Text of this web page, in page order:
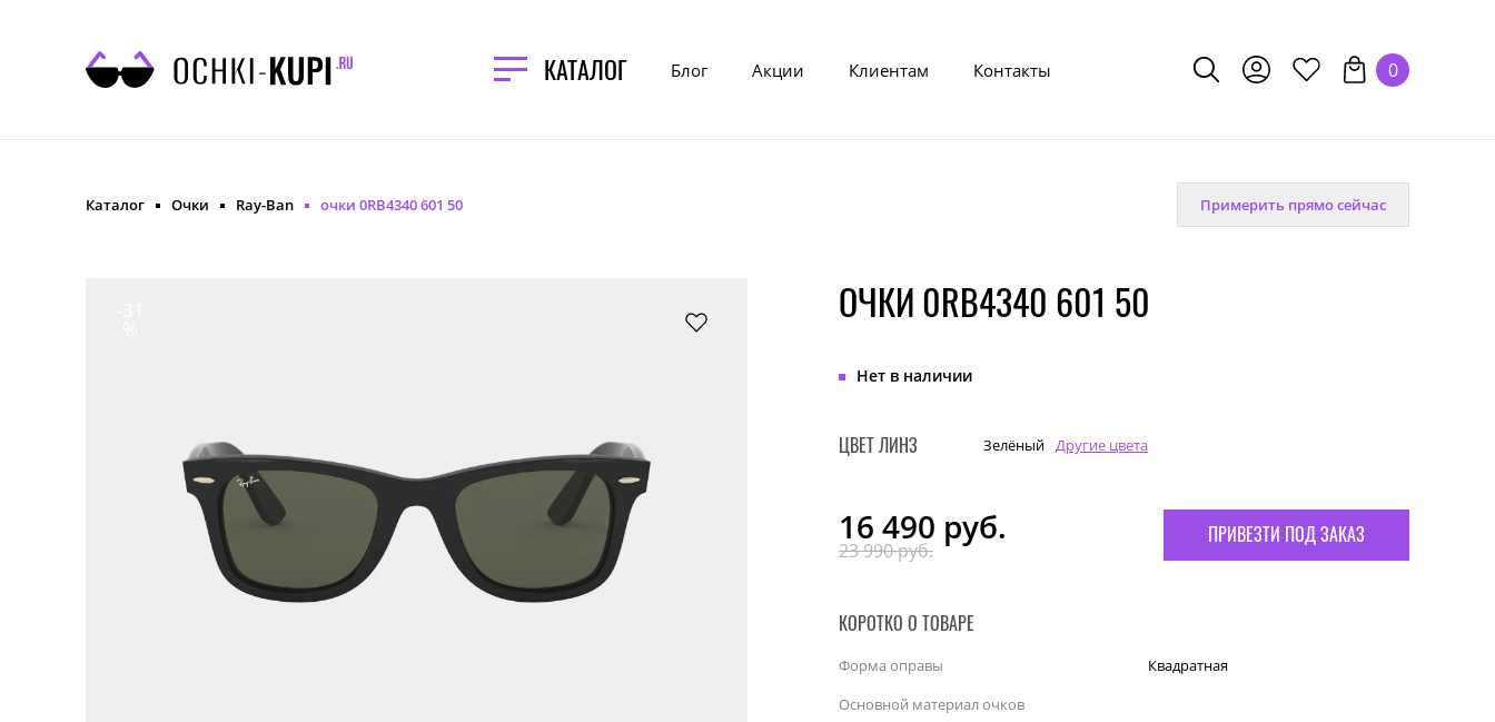
КАТАЛОГ Блог Акции Клиентам Контакты 0
Каталог Очки Ray-Ban очки 0RB4340 601 50 Примерить прямо сейчас
ОЧКИ 0RB4340 601 50
Нет в наличии
ЦВЕТ ЛИНЗ Зелёный Другие цвета
16 490 руб.
23 990 руб.
ПРИВЕЗТИ ПОД ЗАКАЗ
КОРОТКО О ТОВАРЕ
Форма оправы
Квадратная
Основной материал очков